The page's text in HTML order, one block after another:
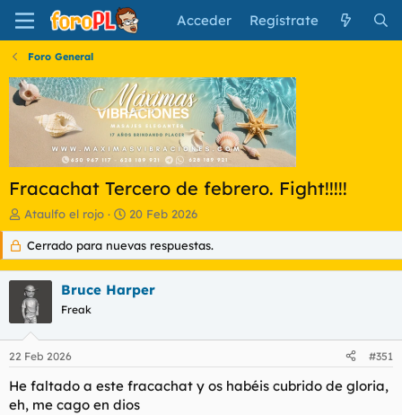
Acceder Regístrate
Foro General
Fracachat Tercero de febrero. Fight!!!!!
I
n
c
i
a
d
o
r
d
l
t
Ataulfo el rojo
F
e
c
h
d
n
i
o
20 Feb 2026
Cerrado para nuevas respuestas.
Bruce Harper
Freak
22 Feb 2026 #351
He faltado a este fracachat y os habéis cubrido de gloria,
eh, me cago en dios